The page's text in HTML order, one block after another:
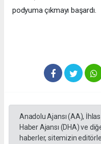
podyuma çıkmayı başardı.
Anadolu Ajansı (AA),
Haber Ajansı (DHA) ve
haberler, sitemizin